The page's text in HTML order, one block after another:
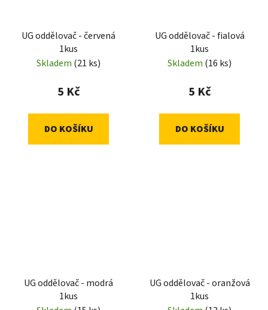
UG oddělovač - červená
1kus
Skladem (21 ks)
5 Kč
DO KOŠÍKU
UG oddělovač - fialová
1kus
Skladem (16 ks)
5 Kč
DO KOŠÍKU
UG oddělovač - modrá
1kus
UG oddělovač - oranžová
1kus